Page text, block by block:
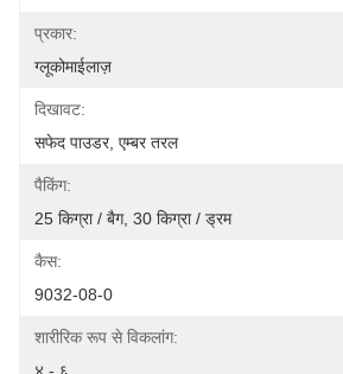
प्रकार:
ग्लूकोमाईलाज़
दिखावट:
सफेद पाउडर, एम्बर तरल
पैकिंग:
25 किग्रा / बैग, 30 किग्रा / ड्रम
कैस:
9032-08-0
शारीरिक रूप से विकलांग: